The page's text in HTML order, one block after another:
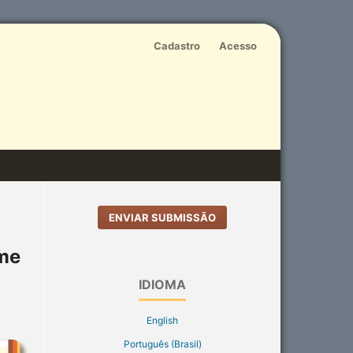
Cadastro Acesso
ENVIAR SUBMISSÃO
IDIOMA
English
Português (Brasil)